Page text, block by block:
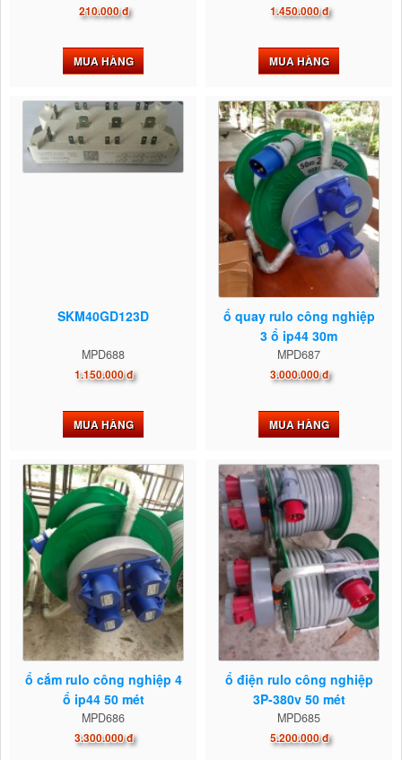
210.000 đ
MUA HÀNG
1.450.000 đ
MUA HÀNG
SKM40GD123D
MPD688
1.150.000 đ
MUA HÀNG
ổ quay rulo công nghiệp
3 ổ ip44 30m
MPD687
3.000.000 đ
MUA HÀNG
ổ cắm rulo công nghiệp 4
ổ ip44 50 mét
MPD686
3.300.000 đ
ổ điện rulo công nghiệp
3P-380v 50 mét
MPD685
5.200.000 đ